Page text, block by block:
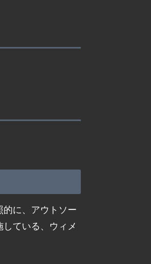
に、アウトソー
ている、ウィメ